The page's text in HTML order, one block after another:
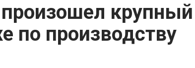
крупный
по производству